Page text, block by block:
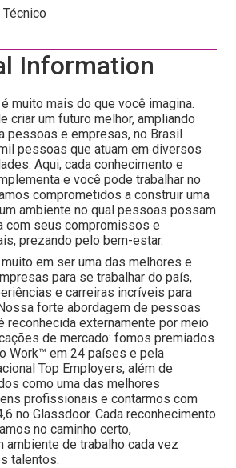
Information
muito mais do que você imagina.
criar um futuro melhor, ampliando
pessoas e empresas, no Brasil
pessoas que atuam em diversos
Aqui, cada conhecimento e
e você pode trabalhar no
comprometidos a construir uma
ambiente no qual pessoas possam
com seus compromissos e
prezando pelo bem-estar.
em ser uma das melhores e
para se trabalhar do país,
e carreiras incríveis para
forte abordagem de pessoas
reconhecida externamente por meio
de mercado: fomos premiados
Work™ em 24 países e pela
Top Employers, além de
como uma das melhores
profissionais e contarmos com
no Glassdoor. Cada reconhecimento
no caminho certo,
ambiente de trabalho cada vez
talentos.